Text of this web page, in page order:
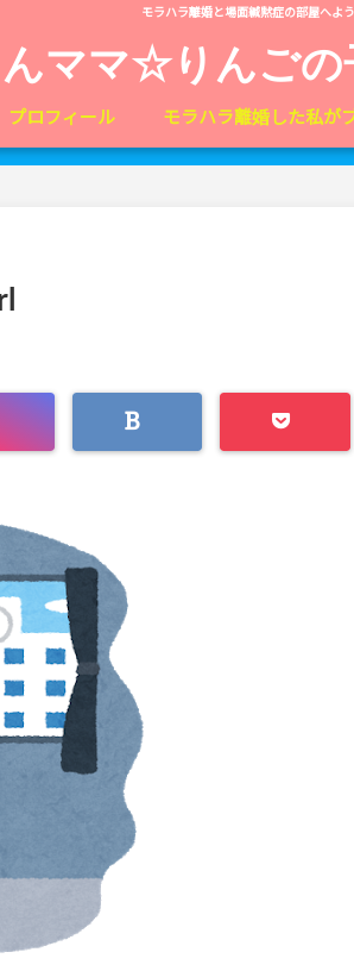
モラハラ離婚と場面緘黙症の部屋へよ
ママ☆りんごの
プロフィール モラハラ離婚した私が